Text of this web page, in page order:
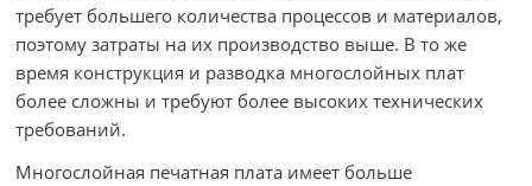
требует большего количества процессов и материалов,
поэтому затраты на их производство выше. В то же
время конструкция и разводка многослойных плат
более сложны и требуют более высоких технических
требований.
Многослойная печатная плата имеет больше